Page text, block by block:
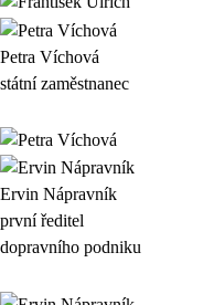
Petra Víchová
státní zaměstnanec
Ervin Nápravník
první ředitel
dopravního podniku